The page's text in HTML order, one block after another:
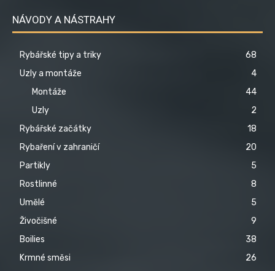
NÁVODY A NÁSTRAHY
Rybářské tipy a triky
68
Uzly a montáže
4
Montáže
44
Uzly
2
Rybářské začátky
18
Rybaření v zahraničí
20
Partikly
5
Rostlinné
8
Umělé
5
Živočišné
9
Boilies
38
Krmné směsi
26